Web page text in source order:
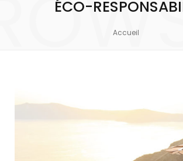
ÉCO-
Accueil